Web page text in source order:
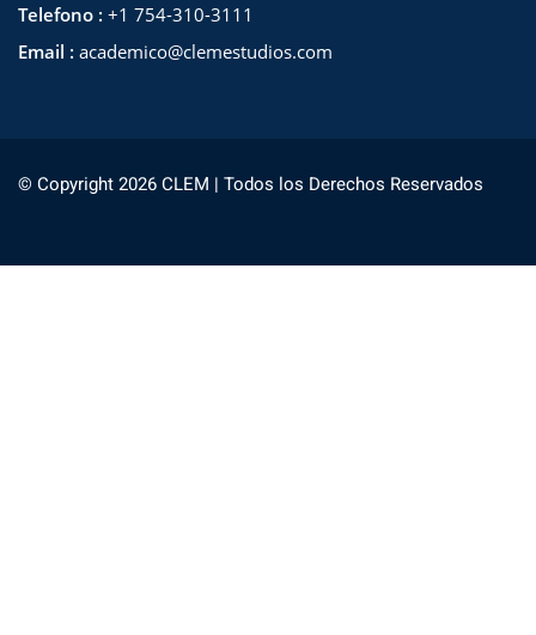
Telefono : +1 754-310-3111
Email : academico@clemestudios.com
© Copyright 2026 CLEM | Todos los Derechos Reservados